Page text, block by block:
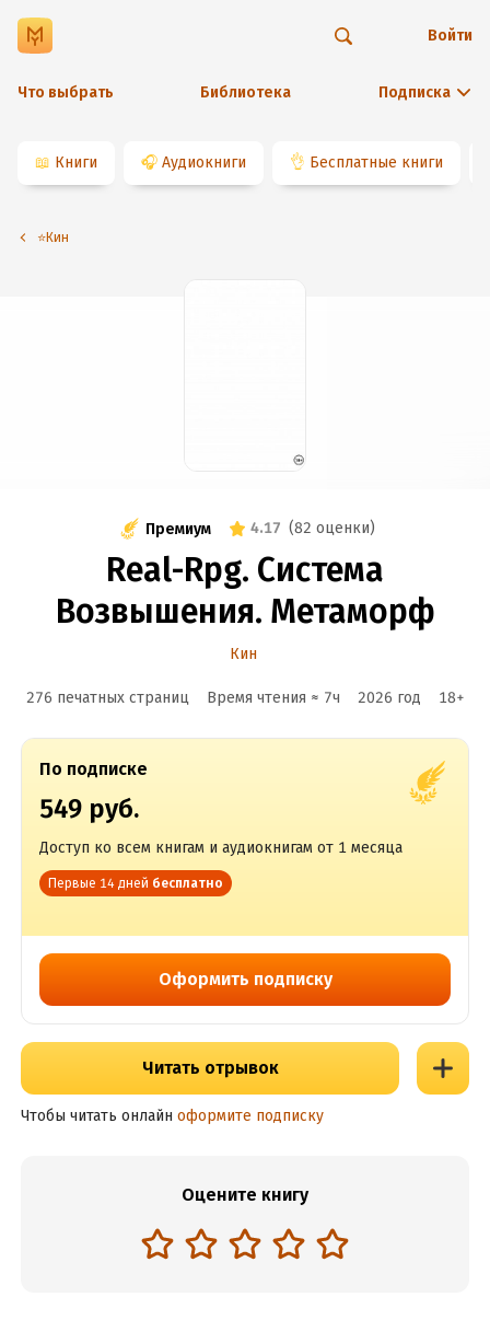
Что выбрать Библиотека Подписка
Войти
📖 Книги 🎧 Аудиокниги 👌 Бесплатные книги
⭐️Кин
Премиум 4.17 (82 оценки)
Real-Rpg. Система
Возвышения. Метаморф
Кин
276 печатных страниц Время чтения ≈ 7ч 2026 год 18+
По подписке
549 руб.
Доступ ко всем книгам и аудиокнигам от 1 месяца
Первые 14 дней бесплатно
Оформить подписку
Читать отрывок
Чтобы читать онлайн оформите подписку
Оцените книгу